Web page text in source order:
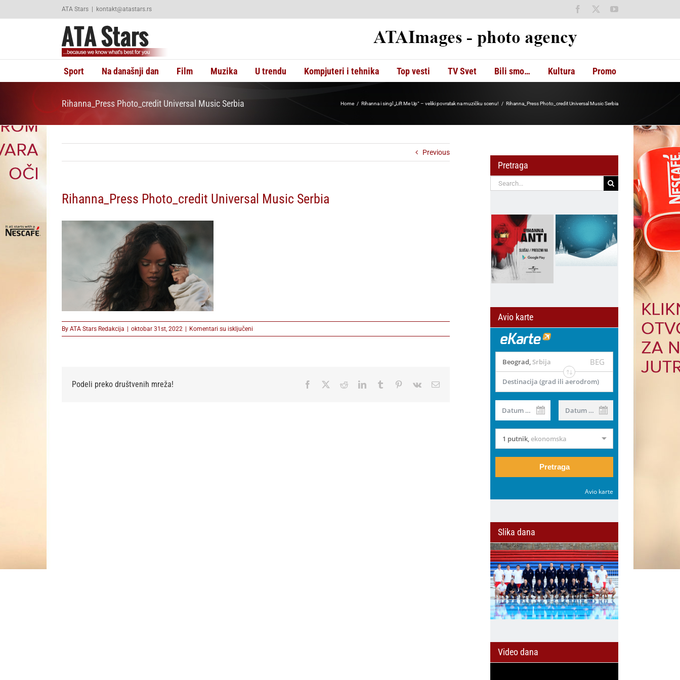
ATA Stars | kontakt@atastars.rs Facebook YouTube
Sport Na današnji dan Film Muzika U trendu Kompjuteri i tehnika Top vesti TV Svet Bili smo… Kultura Promo
Rihanna_Press Photo_credit Universal Music Serbia Home Rihanna i singl „Lift Me Up“ – veliki povratak na muzičku scenu! Rihanna_Press Photo_credit Universal Music Serbia
Previous
Rihanna_Press Photo_credit Universal Music Serbia
By ATA Stars Redakcija | oktobar 31st, 2022 | Komentari su isključeni
Rihanna_Press
Podeli preko društvenih mreža! Facebook RedditLinkedInTumblr Pinterest
Vk Email
Pretraga
Search
for:
Avio karte
Beograd, Srbija BEG
Destinacija (grad ili aerodrom)
Datum od Datum do
1 putnik,ekonomska
Pretraga
Avio karte
Slika dana
Video dana